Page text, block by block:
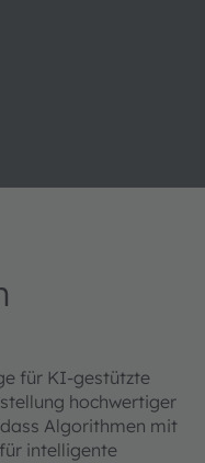
für KI-gestützte
hochwertiger
Algorithmen mit
intelligente